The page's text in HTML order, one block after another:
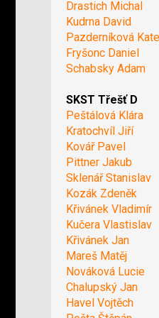
Drastich Michal
Kudrna David
Pazderníková
Fryšonc Daniel
Schabsky Adam
SKST Třešť D
Peštálová Klára
Kratochvíl Jiří
Kovář Pavel
Pittner Jakub
Sklenář Stanislav
Kozák Zdeněk
Křivánek Vladimír
Kučera Vlastislav
Křivánek Jan
Mareš Matěj
Nováková Lucie
Chalupský Jan
Havel Vojtěch